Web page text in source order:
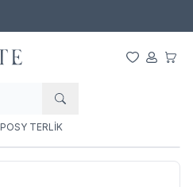
Favorilerim
Hesabım
POSY TERLİK